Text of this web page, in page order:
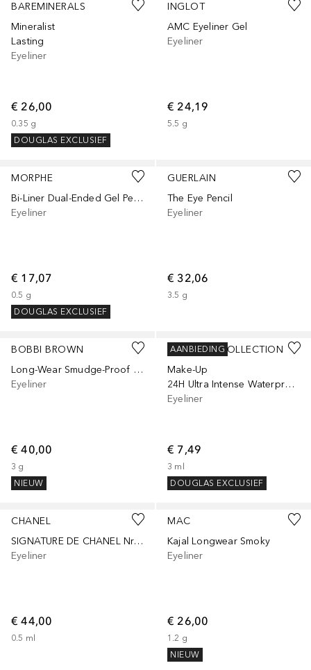
BAREMINERALS
Mineralist
Lasting
Eyeliner
€ 26,00
0.35 g
DOUGLAS EXCLUSIEF
INGLOT
AMC Eyeliner Gel
Eyeliner
€ 24,19
5.5 g
MORPHE
Bi-Liner Dual-Ended Gel Pencil
Eyeliner
€ 17,07
0.5 g
DOUGLAS EXCLUSIEF
+7
GUERLAIN
The Eye Pencil
Eyeliner
€ 32,06
3.5 g
BOBBI BROWN
Long-Wear Smudge-Proof Gel
Eyeliner
€ 40,00
3 g
NIEUW
+1
DOUGLAS COLLECTION
Make-Up
24H Ultra Intense Waterproof
Eyeliner
€ 7,49
3 ml
DOUGLAS EXCLUSIEF
AANBIEDING
CHANEL
SIGNATURE DE CHANEL Nr. 10 - Noir
Eyeliner
€ 44,00
0.5 ml
MAC
Kajal Longwear Smoky
Eyeliner
€ 26,00
1.2 g
NIEUW
+13